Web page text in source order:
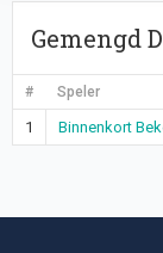
Gemengd
# Speler
1 Binnenkort